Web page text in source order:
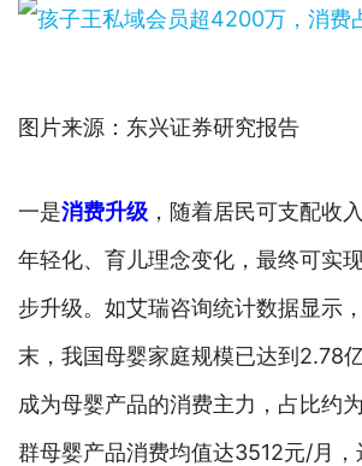
图片来源：东兴证券研究报告
一是消费升级 ，随着居民可支配收
年轻化、育儿理念变化，最终可实
步升级。如艾瑞咨询统计数据显示
末，我国母婴家庭规模已达到2.78
成为母婴产品的消费主力，占比约
群母婴产品消费均值达3512元/月